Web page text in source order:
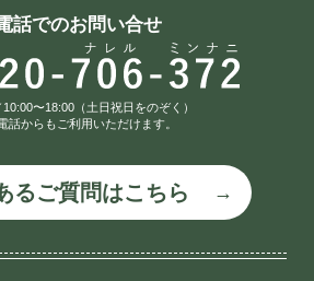
話でのお問い合せ
〜18:00（土日祝日をのぞく）
話からもご利用いただけます。
るご質問はこちら